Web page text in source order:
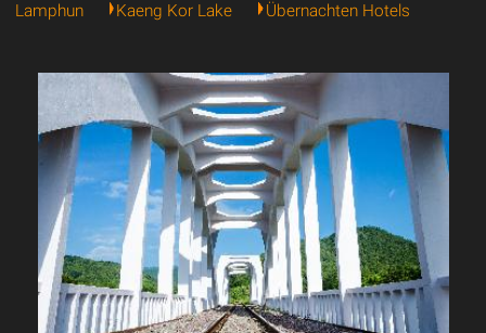
Lamphun
Kaeng Kor Lake Übernachten Hotels